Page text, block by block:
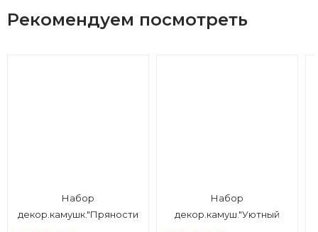
Рекомендуем посмотреть
Набор
декор.камушк."Пряности
Набор
декор.камуш."Уютный